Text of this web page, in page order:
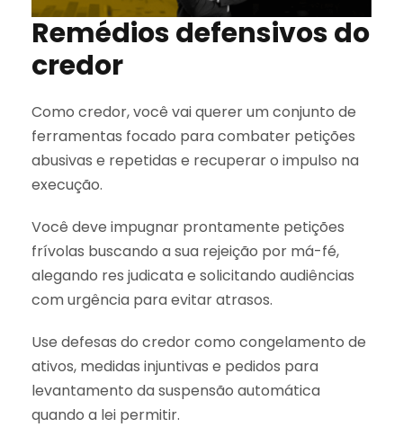
Remédios defensivos do
credor
Como credor, você vai querer um conjunto de
ferramentas focado para combater petições
abusivas e repetidas e recuperar o impulso na
execução.
Você deve impugnar prontamente petições
frívolas buscando a sua rejeição por má-fé,
alegando res judicata e solicitando audiências
com urgência para evitar atrasos.
Use defesas do credor como congelamento de
ativos, medidas injuntivas e pedidos para
levantamento da suspensão automática
quando a lei permitir.